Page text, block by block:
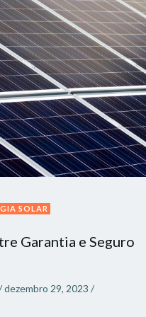
SOLAR
Garantia e Seguro
dezembro 29, 2023 /